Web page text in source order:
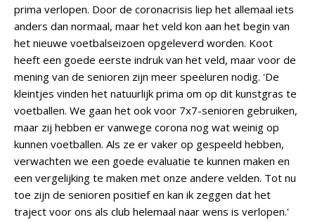
prima verlopen. Door de coronacrisis liep het allemaal iets
anders dan normaal, maar het veld kon aan het begin van
het nieuwe voetbalseizoen opgeleverd worden. Koot
heeft een goede eerste indruk van het veld, maar voor de
mening van de senioren zijn meer speeluren nodig. 'De
kleintjes vinden het natuurlijk prima om op dit kunstgras te
voetballen. We gaan het ook voor 7x7-senioren gebruiken,
maar zij hebben er vanwege corona nog wat weinig op
kunnen voetballen. Als ze er vaker op gespeeld hebben,
verwachten we een goede evaluatie te kunnen maken en
een vergelijking te maken met onze andere velden. Tot nu
toe zijn de senioren positief en kan ik zeggen dat het
traject voor ons als club helemaal naar wens is verlopen.'